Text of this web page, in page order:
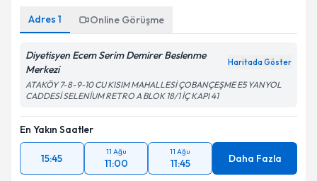
kapsamda işlenmesini kabul ediyorum.
Takvim Talebini Gönder
Adres 1 Online Görüşme
Diyetisyen Ecem Serim Demirer Beslenme
Merkezi
Haritada Göster
ATAKÖY 7-8-9-10 CU KISIM MAHALLESİ ÇOBANÇEŞME E5 YANYOL
CADDESİ SELENİUM RETRO A BLOK 18/1 İÇ KAPI 41
En Yakın Saatler
15:45
11 Ağu
11:00
11 Ağu
11:45 Daha Fazla